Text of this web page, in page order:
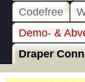
Codefree
Demo- &
Draper